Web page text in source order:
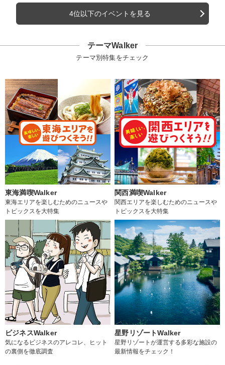
4位以下のイベントを見る
テーマWalker
テーマ別特集をチェック
東海満喫Walker
東海エリアを楽しむためのニュースや
トピックスを大特集
関西満喫Walker
関西エリアを楽しむためのニュースや
トピックスを大特集
ビジネスWalker
気になるビジネスのアレコレ、ヒット
の裏側を徹底調査
星野リゾートWalker
星野リゾートが運営する多彩な施設の
最新情報をチェック！